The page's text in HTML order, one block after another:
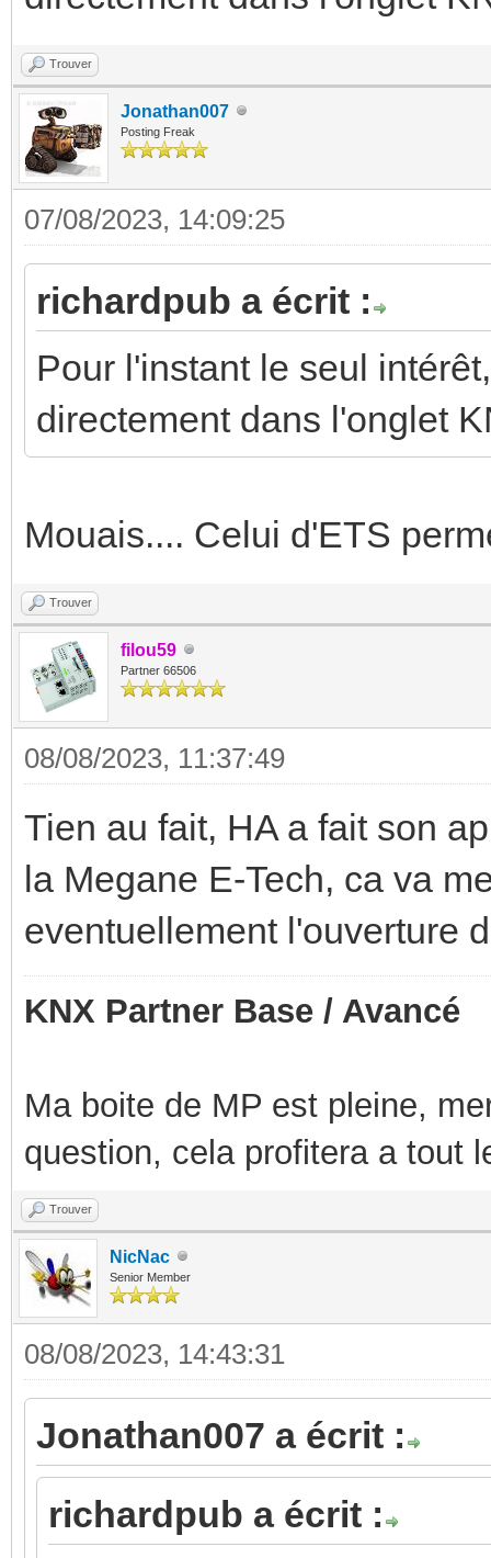
Trouver
Jonathan007
Posting Freak
07/08/2023, 14:09:25
richardpub a écrit :
Pour l'instant le seul
directement dans l'onglet
Mouais.... Celui d'ETS
Trouver
filou59
Partner 66506
08/08/2023, 11:37:49
Tien au fait, HA a fait son
la Megane E-Tech, ca va
eventuellement l'ouverture
KNX Partner Base / Avancé
Ma boite de MP est pleine,
question, cela profitera a tout
Trouver
NicNac
Senior Member
08/08/2023, 14:43:31
Jonathan007 a écrit :
richardpub a écrit :